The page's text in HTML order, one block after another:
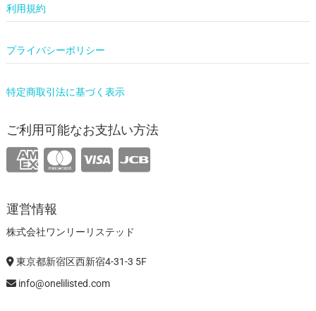
利用規約
プライバシーポリシー
特定商取引法に基づく表示
ご利用可能なお支払い方法
運営情報
株式会社ワンリーリステッド
東京都新宿区西新宿4-31-3 5F
info@onelilisted.com